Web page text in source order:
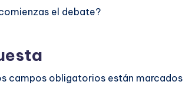
el debate?
campos obligatorios están marcados